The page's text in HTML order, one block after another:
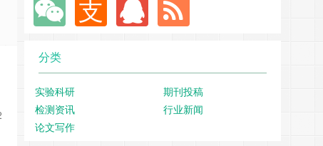
分类
实验科研
期刊投稿
检测资讯
行业新闻
论文写作